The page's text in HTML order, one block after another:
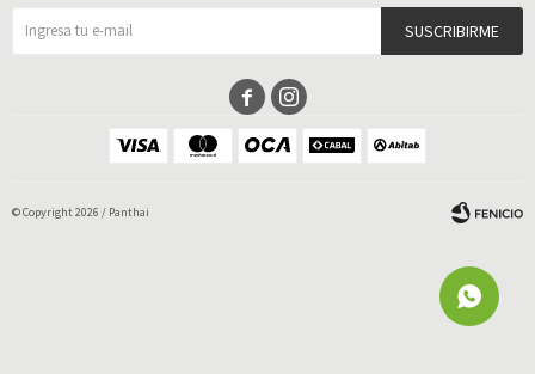
SUSCRIBIRME
 
© Copyright 2026 / Panthai